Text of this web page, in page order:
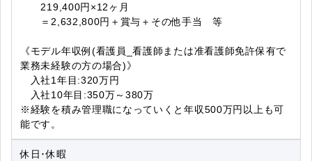
219,400円×12ヶ月
＝2,632,800円＋賞与＋その他手当 等
《モデル年収例(看護員_看護師または准看護師免許保有で
業務未経験の方の場合)》
入社1年目:320万円
入社10年目:350万～380万
※経験を積み管理職になっていくと年収500万円以上も可
能です。
休日･休暇